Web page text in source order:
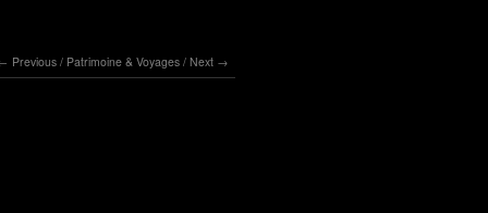
Previous / Patrimoine & Voyages / Next